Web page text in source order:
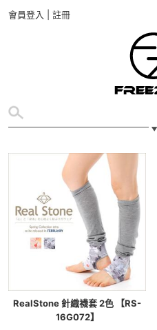
會員登入 註冊
RealStone 針織襪套 2色 【RS-
16G072】